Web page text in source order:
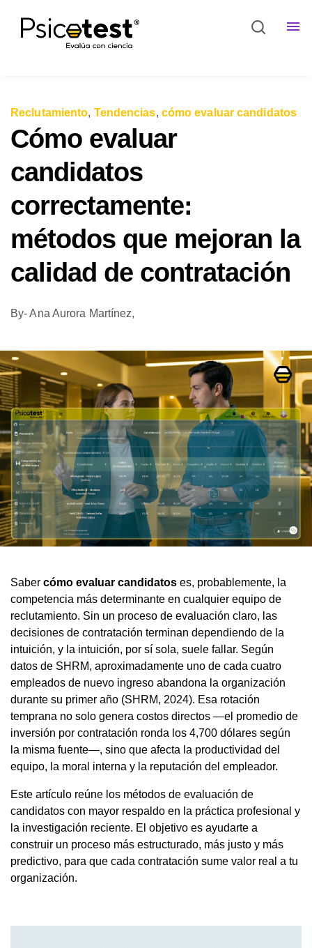
Reclutamiento, Tendencias, cómo evaluar candidatos
Cómo evaluar
candidatos
correctamente:
métodos que mejoran la
calidad de contratación
By- Ana Aurora Martínez,
Saber cómo evaluar candidatos es, probablemente, la
competencia más determinante en cualquier equipo de
reclutamiento. Sin un proceso de evaluación claro, las
decisiones de contratación terminan dependiendo de la
intuición, y la intuición, por sí sola, suele fallar. Según
datos de SHRM, aproximadamente uno de cada cuatro
empleados de nuevo ingreso abandona la organización
durante su primer año (SHRM, 2024). Esa rotación
temprana no solo genera costos directos —el promedio de
inversión por contratación ronda los 4,700 dólares según
la misma fuente—, sino que afecta la productividad del
equipo, la moral interna y la reputación del empleador.
Este artículo reúne los métodos de evaluación de
candidatos con mayor respaldo en la práctica profesional y
la investigación reciente. El objetivo es ayudarte a
construir un proceso más estructurado, más justo y más
predictivo, para que cada contratación sume valor real a tu
organización.